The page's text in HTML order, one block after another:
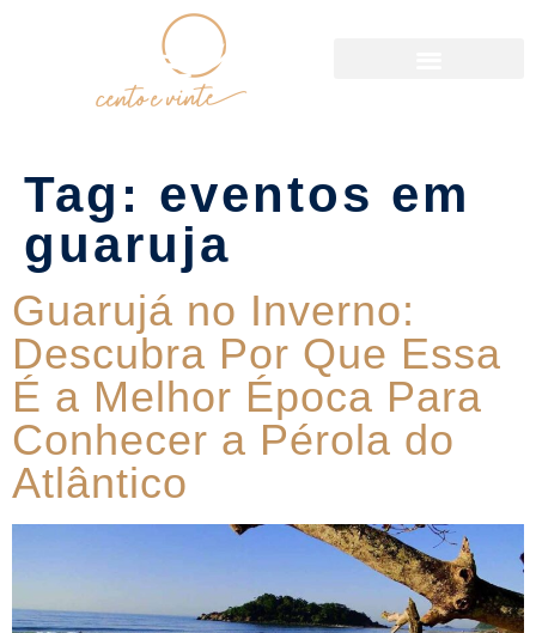
Tag: eventos em
guaruja
Guarujá no Inverno:
Descubra Por Que Essa
É a Melhor Época Para
Conhecer a Pérola do
Atlântico